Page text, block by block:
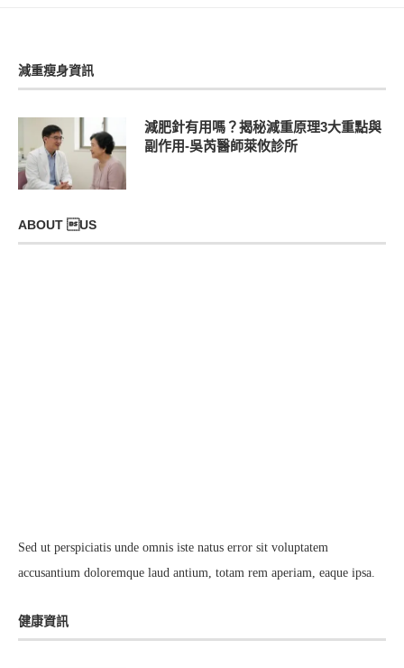
減重瘦身資訊
減肥針有用嗎？揭秘減重原理3大重點與
副作用-吳芮醫師萊攸診所
ABOUT US
Sed ut perspiciatis unde omnis iste natus error sit voluptatem
accusantium doloremque laud antium, totam rem aperiam, eaque ipsa.
健康資訊